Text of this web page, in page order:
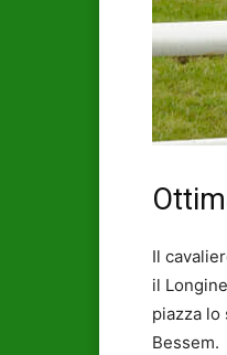
Il
il
piazza lo
Bessem.